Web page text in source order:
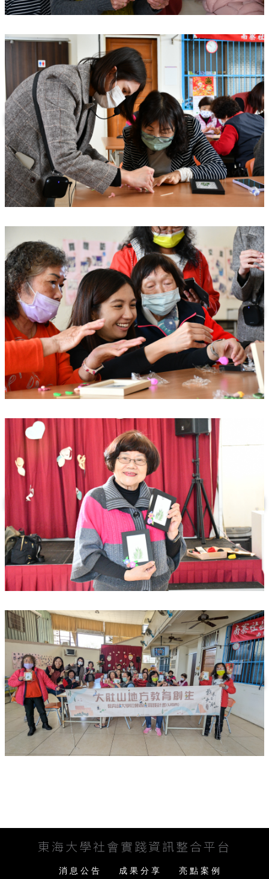
東海大學社會實踐資訊整合平台
消息公告 成果分享 亮點案例